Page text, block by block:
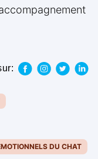
DU CHAT